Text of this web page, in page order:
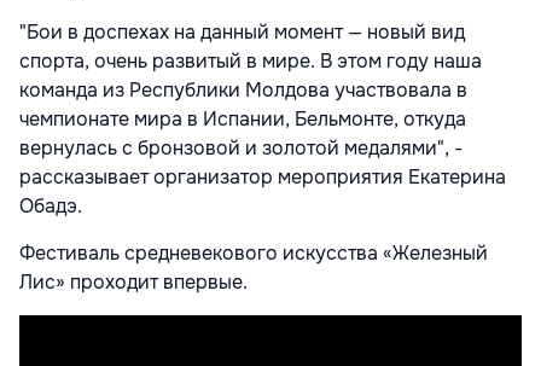
"Бои в доспехах на данный момент — новый вид
спорта, очень развитый в мире. В этом году наша
команда из Республики Молдова участвовала в
чемпионате мира в Испании, Бельмонте, откуда
вернулась с бронзовой и золотой медалями", -
рассказывает организатор мероприятия Екатерина
Обадэ.
Фестиваль средневекового искусства «Железный
Лис» проходит впервые.